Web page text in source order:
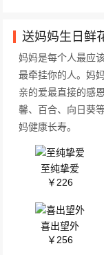
送妈妈生日鲜
妈妈是每个人最应
最牵挂你的人。妈
亲的爱最直接的感
馨、百合、向日葵
妈健康长寿。
至纯挚爱
￥226
喜出望外
￥256